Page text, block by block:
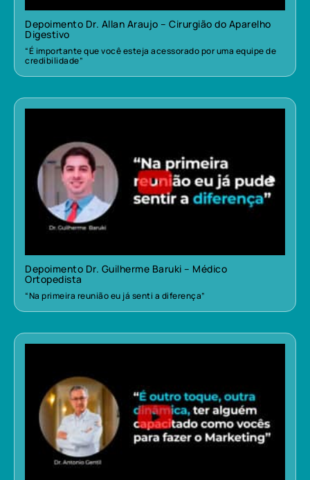
Depoimento Dr. Allan Araujo – Cirurgião do Aparelho
Digestivo
“É importante que você esteja acessorado por uma equipe de
credibilidade”
Depoimento Dr. Guilherme Baruki – Médico
Ortopedista
“Na primeira reunião eu já senti a diferença”